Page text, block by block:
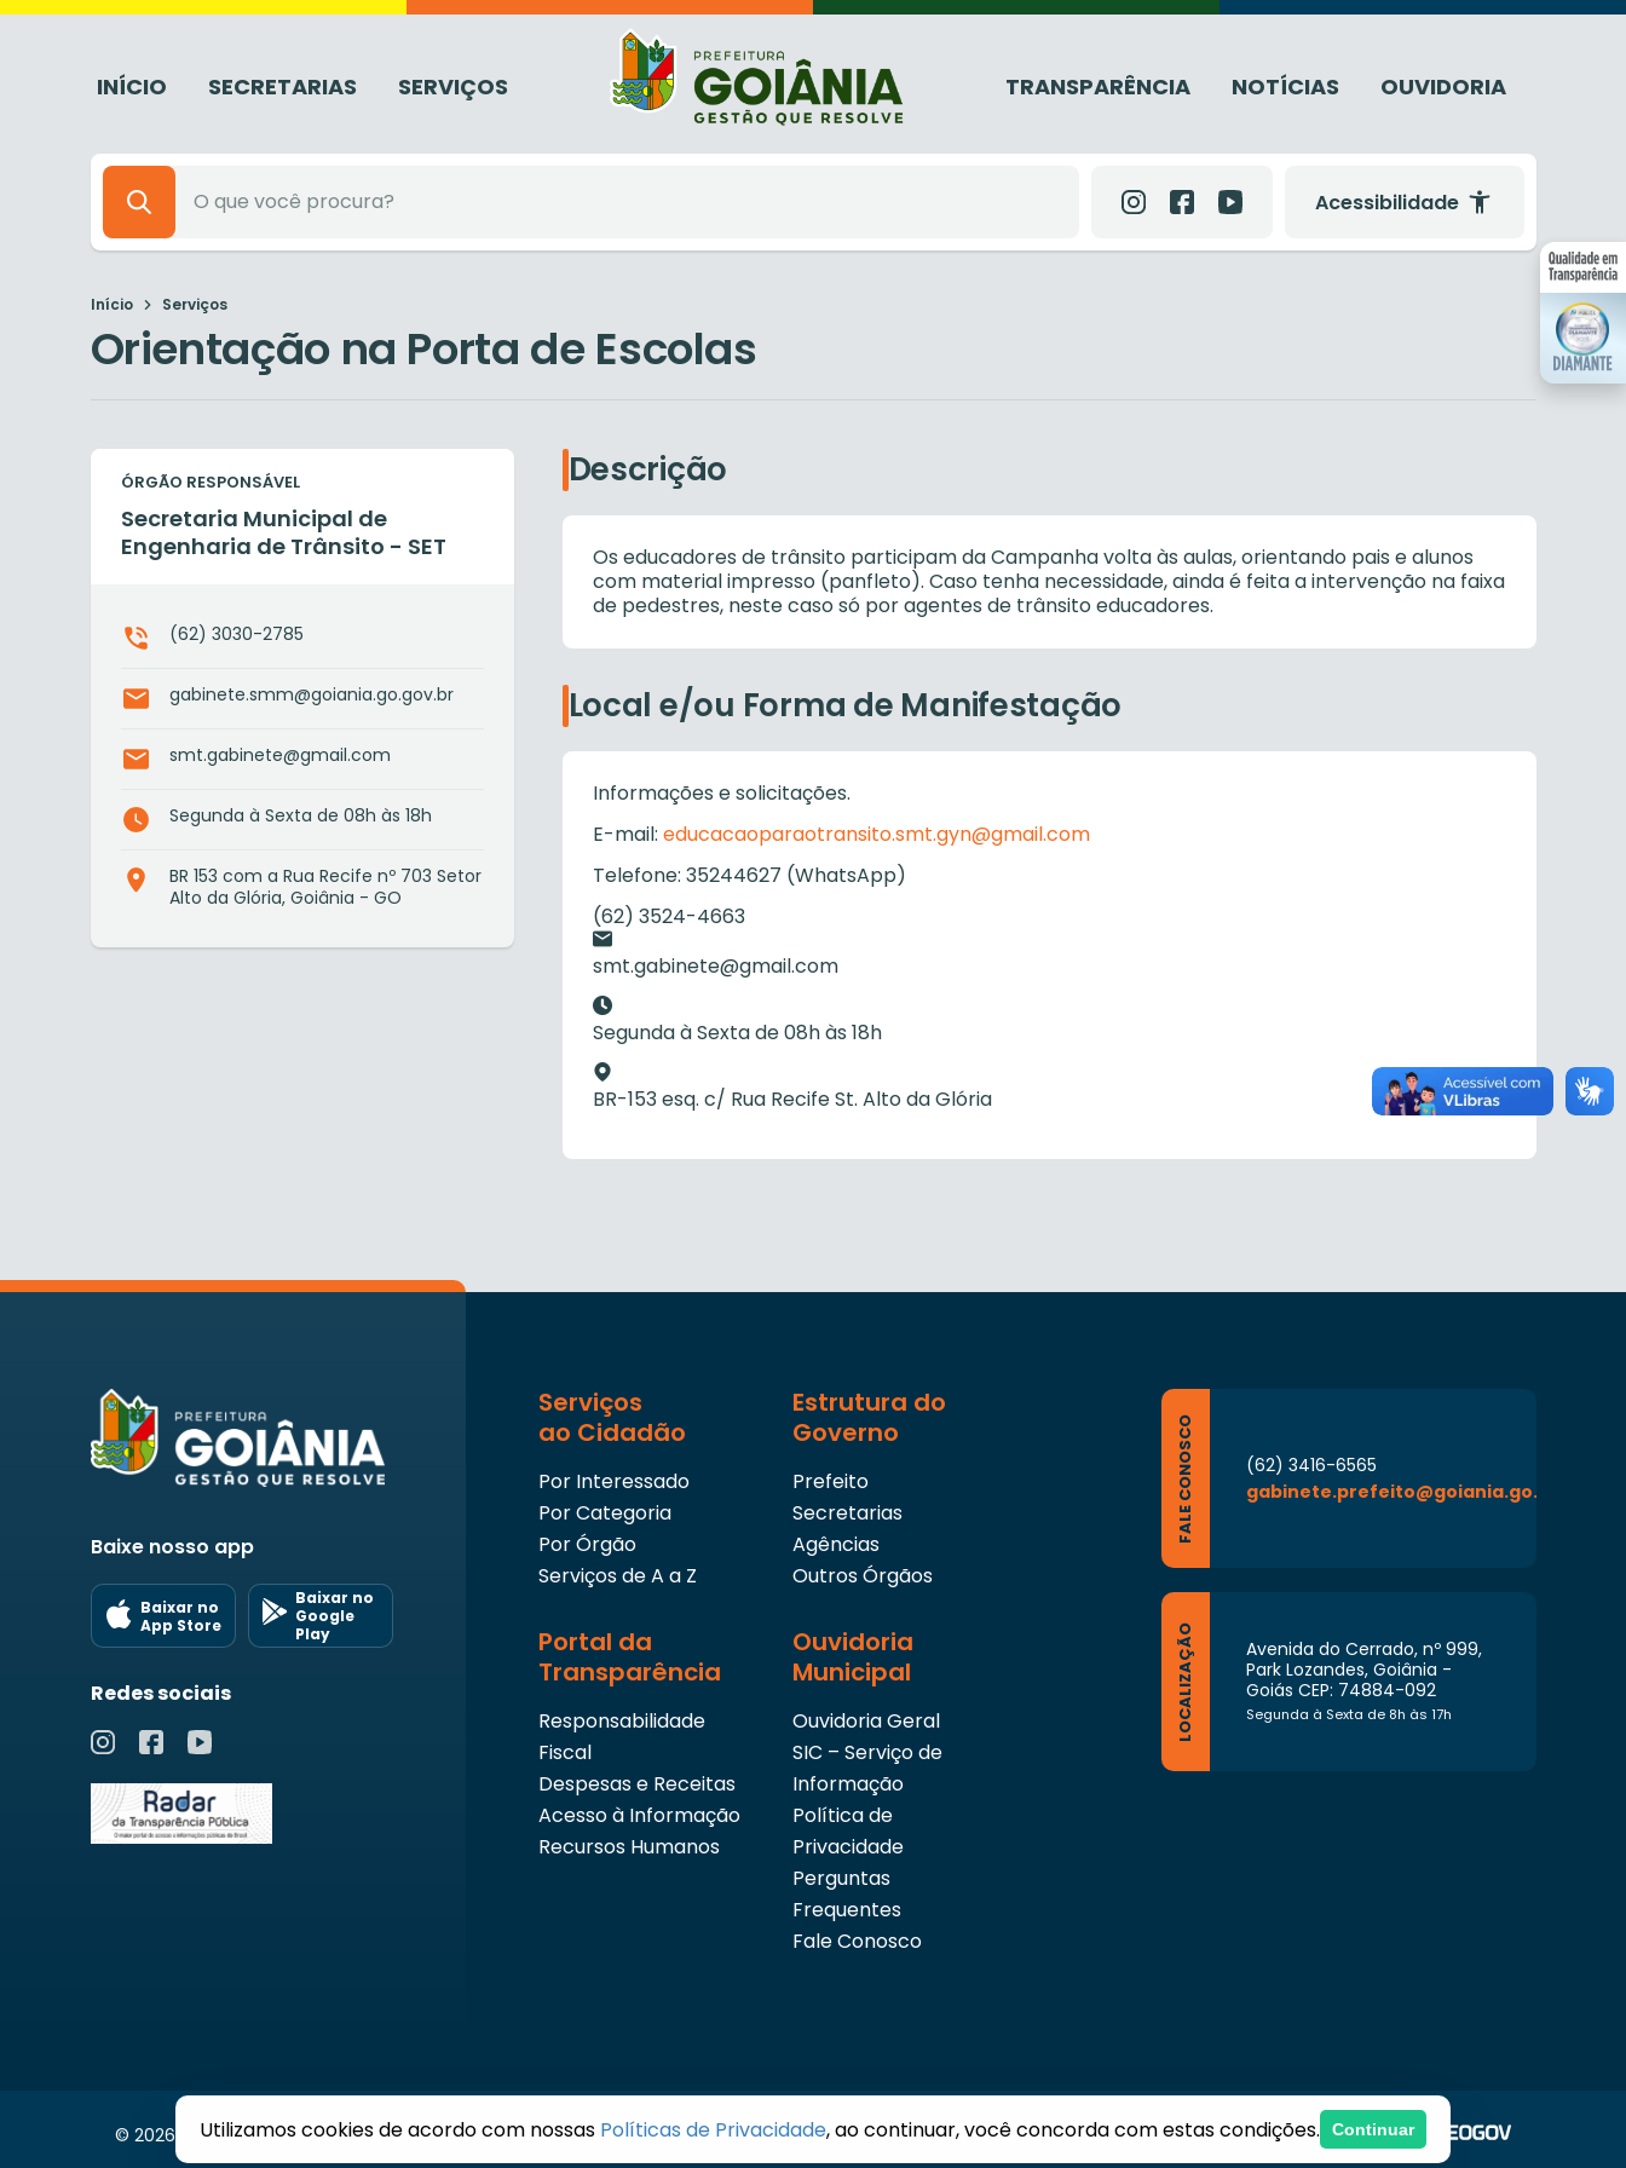
INÍCIO SECRETARIAS SERVIÇOS TRANSPARÊNCIA NOTÍCIAS OUVIDORIA
Acessibilidade
Início Serviços
Orientação na Porta de Escolas
ÓRGÃO RESPONSÁVEL
Secretaria Municipal de
Engenharia de Trânsito - SET
(62) 3030-2785
gabinete.smm@goiania.go.gov.br
smt.gabinete@gmail.com
Segunda à Sexta de 08h às 18h
BR 153 com a Rua Recife nº 703 Setor
Alto da Glória, Goiânia - GO
Descrição
Os educadores de trânsito participam da Campanha volta às aulas, orientando pais e alunos
com material impresso (panfleto). Caso tenha necessidade, ainda é feita a intervenção na faixa
de pedestres, neste caso só por agentes de trânsito educadores.
Local e/ou Forma de Manifestação
Informações e solicitações.
E-mail: educacaoparaotransito.smt.gyn@gmail.com
Telefone: 35244627 (WhatsApp)
(62) 3524-4663
smt.gabinete@gmail.com
Segunda à Sexta de 08h às 18h
BR-153 esq. c/ Rua Recife St. Alto da Glória
Baixe nosso app
Baixar no
App Store
Baixar no
Google
Play
Redes sociais
Serviços
ao Cidadão
Por Interessado
Por Categoria
Por Órgão
Serviços de A a Z
Estrutura do
Governo
Prefeito
Secretarias
Agências
Outros Órgãos
Portal da
Transparência
Responsabilidade
Fiscal
Despesas e Receitas
Acesso à Informação
Recursos Humanos
Ouvidoria
Municipal
Ouvidoria Geral
SIC – Serviço de
Informação
Política de
Privacidade
Perguntas
Frequentes
Fale Conosco
FALE CONOSCO
(62) 3416-6565
gabinete.prefeito@goiania.go.gov.br
LOCALIZAÇÃO
Avenida do Cerrado, nº 999,
Park Lozandes, Goiânia -
Goiás CEP: 74884-092
Segunda à Sexta de 8h às 17h
© 2026 Prefeitura de Goiânia. Todos os direitos reservados.
Utilizamos cookies de acordo com nossas Políticas de Privacidade, ao continuar, você concorda com estas condições. Continuar